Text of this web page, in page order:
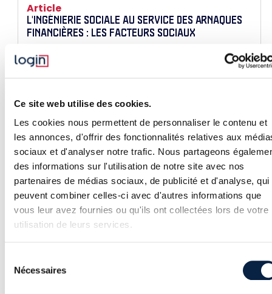
Ce site web utilise des cookies.
Les cookies nous permettent de personnaliser le contenu et
les annonces, d'offrir des fonctionnalités relatives aux
sociaux et d'analyser notre trafic. Nous partageons
des informations sur l'utilisation de notre site avec nos
partenaires de médias sociaux, de publicité et d'analyse, qui
peuvent combiner celles-ci avec d'autres informations que
vous leur avez fournies ou qu'ils ont collectées lors de votre
utilisation de leurs services.
Nécessaires
Article
L'INGÉNIERIE SOCIALE AU SERVICE DES ARNAQUES
FINANCIÈRES : LES FACTEURS SOCIAUX
uniquement sur la technologie, mais sur une fine
compréhension de la psychologie humaine. Biais
avant de voler nos données. Dans cet article,
découvrez comment ces mécanismes nous
piègent — et comment s’en protéger efficacement.
Article